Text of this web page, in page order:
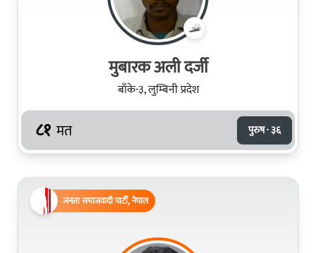
मुबारक अली दर्जी
बाँके-३, लुम्बिनी प्रदेश
८१ मत पुरुष · ३६
जनता समाजवादी पार्टी, नेपाल